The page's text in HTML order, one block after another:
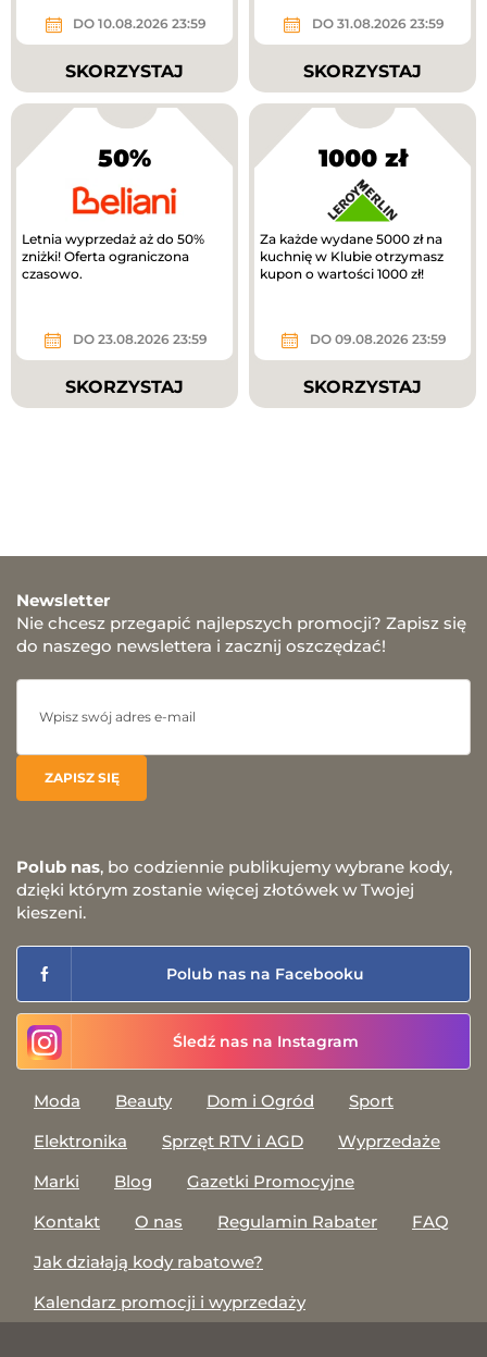
DO 10.08.2026 23:59
SKORZYSTAJ
DO 31.08.2026 23:59
SKORZYSTAJ
50%
Letnia wyprzedaż aż do 50%
zniżki! Oferta ograniczona
czasowo.
DO 23.08.2026 23:59
SKORZYSTAJ
1000 zł
Za każde wydane 5000 zł na
kuchnię w Klubie otrzymasz
kupon o wartości 1000 zł!
DO 09.08.2026 23:59
SKORZYSTAJ
Newsletter
Nie chcesz przegapić najlepszych promocji? Zapisz się
do naszego newslettera i zacznij oszczędzać!
Polub nas, bo codziennie publikujemy wybrane kody,
dzięki którym zostanie więcej złotówek w Twojej
kieszeni.
Polub nas na Facebooku
Śledź nas na Instagram
Moda Beauty Dom i Ogród
Sport
Elektronika
Sprzęt RTV i AGD
Wyprzedaże
Marki
Blog
Gazetki Promocyjne
Kontakt
O nas Regulamin Rabater
FAQ
Jak działają kody rabatowe?
Kalendarz promocji i wyprzedaży